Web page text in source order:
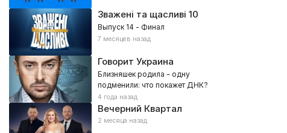
Зважені та щасливі 10
Выпуск 14 - Финал
7 месяцев назад
Говорит Украина
Близняшек родила – одну
подменили: что покажет ДНК?
4 года назад
Вечерний Квартал
2 месяца назад